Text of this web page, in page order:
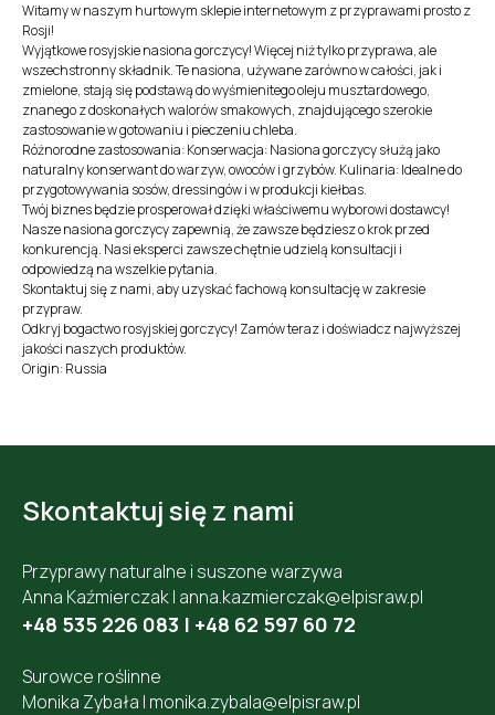
Witamy w naszym hurtowym sklepie internetowym z przyprawami prosto z
Rosji!
Wyjątkowe rosyjskie nasiona gorczycy! Więcej niż tylko przyprawa, ale
wszechstronny składnik. Te nasiona, używane zarówno w całości, jak i
zmielone, stają się podstawą do wyśmienitego oleju musztardowego,
znanego z doskonałych walorów smakowych, znajdującego szerokie
zastosowanie w gotowaniu i pieczeniu chleba.
Różnorodne zastosowania: Konserwacja: Nasiona gorczycy służą jako
naturalny konserwant do warzyw, owoców i grzybów. Kulinaria: Idealne do
przygotowywania sosów, dressingów i w produkcji kiełbas.
Twój biznes będzie prosperował dzięki właściwemu wyborowi dostawcy!
Nasze nasiona gorczycy zapewnią, że zawsze będziesz o krok przed
konkurencją. Nasi eksperci zawsze chętnie udzielą konsultacji i
odpowiedzą na wszelkie pytania.
Skontaktuj się z nami, aby uzyskać fachową konsultację w zakresie
przypraw.
Odkryj bogactwo rosyjskiej gorczycy! Zamów teraz i doświadcz najwyższej
jakości naszych produktów.
Origin: Russia
Skontaktuj się z nami
Przyprawy naturalne i suszone warzywa
Anna Kaźmierczak | anna.kazmierczak@elpisraw.pl
+48 535 226 083 | +48 62 597 60 72
Surowce roślinne
Monika Zybała | monika.zybala@elpisraw.pl